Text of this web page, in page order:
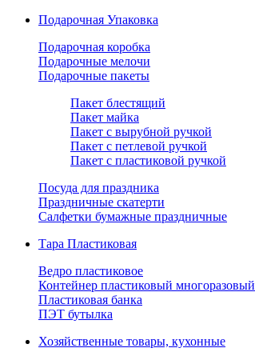
Подарочная Упаковка
Подарочная коробка
Подарочные мелочи
Подарочные пакеты
Пакет блестящий
Пакет майка
Пакет с вырубной ручкой
Пакет с петлевой ручкой
Пакет с пластиковой ручкой
Посуда для праздника
Праздничные скатерти
Салфетки бумажные праздничные
Тара Пластиковая
Ведро пластиковое
Контейнер пластиковый многоразовый
Пластиковая банка
ПЭТ бутылка
Хозяйственные товары, кухонные